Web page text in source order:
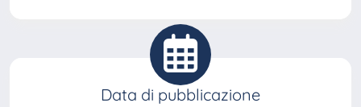
Data di pubblicazione